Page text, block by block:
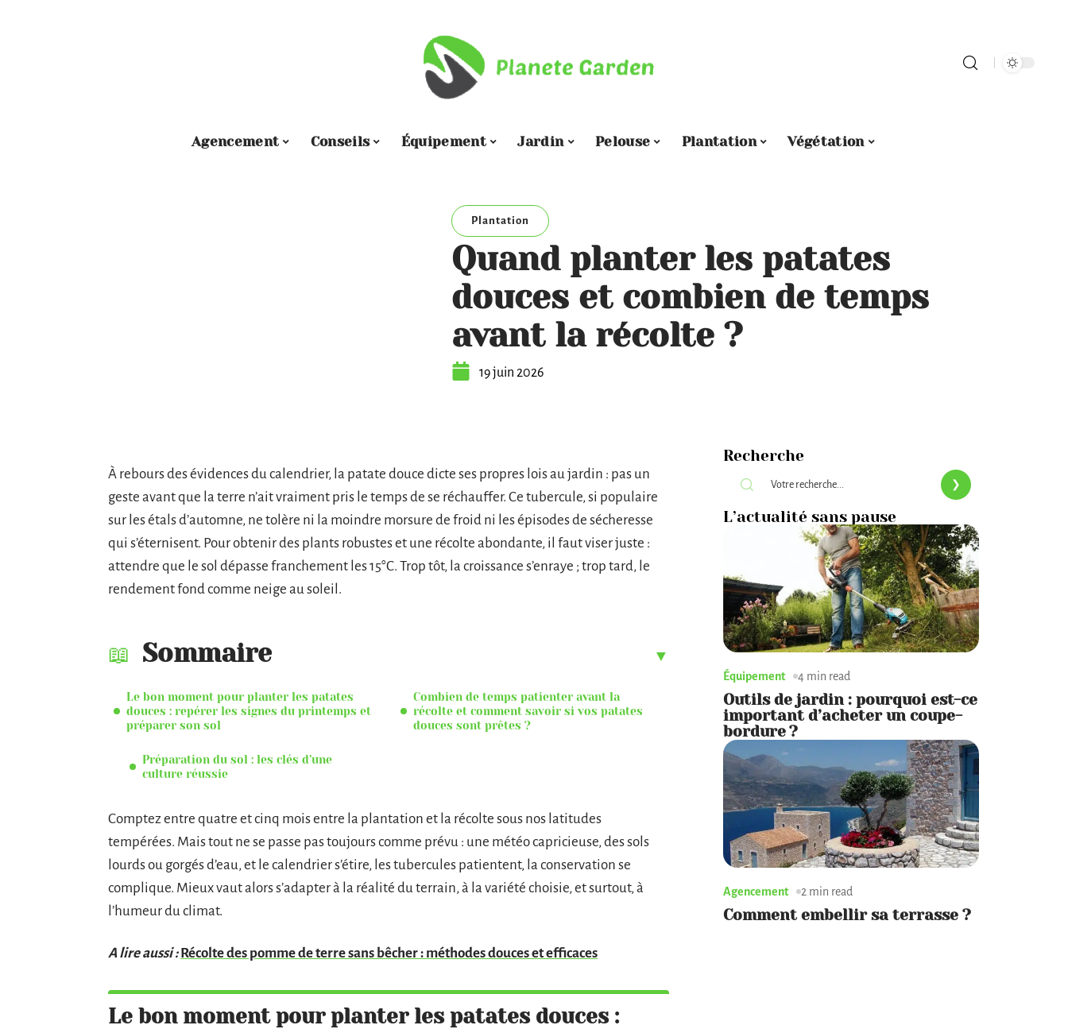
Agencement Conseils Équipement Jardin Pelouse Plantation Végétation
Plantation
Quand planter les patates
douces et combien de temps
avant la récolte ?
19 juin 2026
À rebours des évidences du calendrier, la patate douce dicte ses propres lois au jardin : pas un
geste avant que la terre n’ait vraiment pris le temps de se réchauffer. Ce tubercule, si populaire
sur les étals d’automne, ne tolère ni la moindre morsure de froid ni les épisodes de sécheresse
qui s’éternisent. Pour obtenir des plants robustes et une récolte abondante, il faut viser juste :
attendre que le sol dépasse franchement les 15°C. Trop tôt, la croissance s’enraye ; trop tard, le
rendement fond comme neige au soleil.
Sommaire
Le bon moment pour planter les patates
douces : repérer les signes du printemps et
préparer son sol
Préparation du sol : les clés d’une
culture réussie
Combien de temps patienter avant la
récolte et comment savoir si vos patates
douces sont prêtes ?
Comptez entre quatre et cinq mois entre la plantation et la récolte sous nos latitudes
tempérées. Mais tout ne se passe pas toujours comme prévu : une météo capricieuse, des sols
lourds ou gorgés d’eau, et le calendrier s’étire, les tubercules patientent, la conservation se
complique. Mieux vaut alors s’adapter à la réalité du terrain, à la variété choisie, et surtout, à
l’humeur du climat.
A lire aussi : Récolte des pomme de terre sans bêcher : méthodes douces et efficaces
Le bon moment pour planter les patates douces :
Recherche
L’actualité sans pause
Équipement 4 min read
Outils de jardin : pourquoi est-ce
important d’acheter un coupe-
bordure ?
Agencement 2 min read
Comment embellir sa terrasse ?